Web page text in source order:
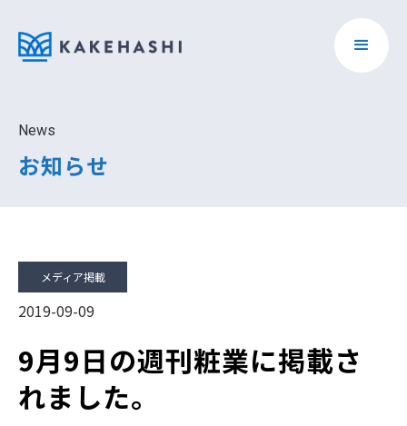
News
お知らせ
メディア掲載
2019-09-09
9月9日の週刊粧業に掲載さ
れました。